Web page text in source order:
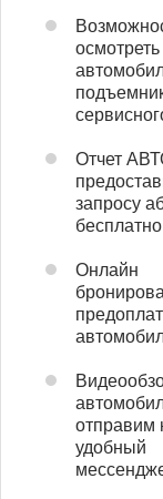
осмотреть
Отчет
запросу
бесплатно
Онлайн
отправим
удобный